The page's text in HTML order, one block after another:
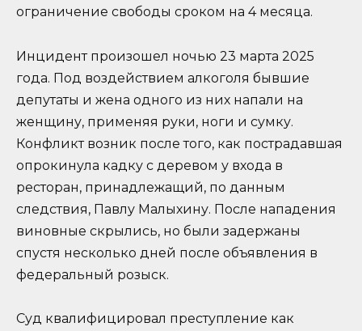
ограничение свободы сроком на 4 месяца.
Инцидент произошел ночью 23 марта 2025
года. Под воздействием алкоголя бывшие
депутаты и жена одного из них напали на
женщину, применяя руки, ноги и сумку.
Конфликт возник после того, как пострадавшая
опрокинула кадку с деревом у входа в
ресторан, принадлежащий, по данным
следствия, Павлу Малыхину. После нападения
виновные скрылись, но были задержаны
спустя несколько дней после объявления в
федеральный розыск.
Суд квалифицировал преступление как